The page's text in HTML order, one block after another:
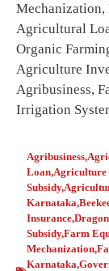
Mechanization,
Agricultural
Organic
Agriculture
Agribusiness,
Irrigation
Agribusiness,
Loan,Agriculture
Subsidy,
Karnataka,
Insurance,
Subsidy,Farm
Mechanization,
Karnataka,